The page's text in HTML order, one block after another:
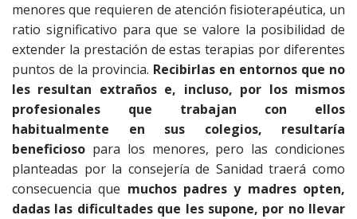
menores que requieren de atención fisioterapéutica, un
ratio significativo para que se valore la posibilidad de
extender la prestación de estas terapias por diferentes
puntos de la provincia. Recibirlas en entornos que no
les resultan extraños e, incluso, por los mismos
profesionales que trabajan con ellos
habitualmente en sus colegios, resultaría
beneficioso para los menores, pero las condiciones
planteadas por la consejería de Sanidad traerá como
consecuencia que muchos padres y madres opten,
dadas las dificultades que les supone, por no llevar